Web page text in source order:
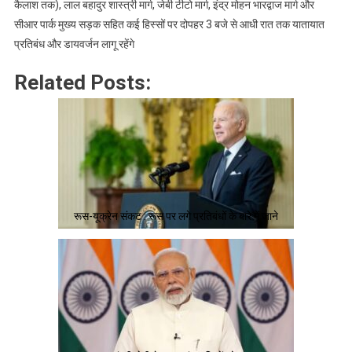
कैलाश तक), लाल बहादुर शास्त्री मार्ग, जेबी टीटो मार्ग, इंद्र मोहन भारद्वाज मार्ग और
सीआर पार्क मुख्य सड़क सहित कई हिस्सों पर दोपहर 3 बजे से आधी रात तक यातायात
प्रतिबंध और डायवर्जन लागू रहेंगे
Related Posts:
रूस-यूक्रेन संकट : रूस पर लगे प्रतिबंधों के बारे में जाने